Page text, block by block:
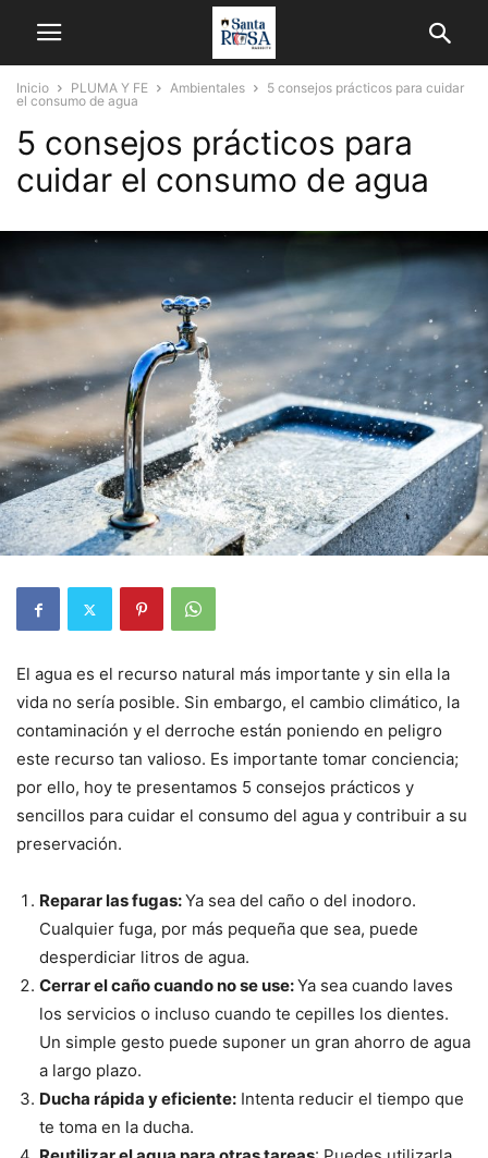
Inicio PLUMA Y FE Ambientales
5 consejos prácticos para cuidar
el consumo de agua
5 consejos prácticos para
cuidar el consumo de agua
El agua es el recurso natural más importante y sin ella la
vida no sería posible. Sin embargo, el cambio climático, la
contaminación y el derroche están poniendo en peligro
este recurso tan valioso. Es importante tomar conciencia;
por ello, hoy te presentamos 5 consejos prácticos y
sencillos para cuidar el consumo del agua y contribuir a su
preservación.
Reparar las fugas:Ya sea del caño o del inodoro.
Cualquier fuga, por más pequeña que sea, puede
desperdiciar litros de agua.
Cerrar el caño cuando no se use:Ya sea cuando laves
los servicios o incluso cuando te cepilles los dientes.
Un simple gesto puede suponer un gran ahorro de agua
a largo plazo.
Ducha rápida y eficiente: Intenta reducir el tiempo que
te toma en la ducha.